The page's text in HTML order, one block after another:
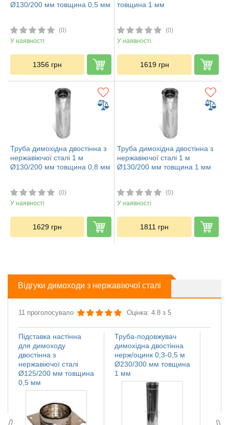
Ø130/200 мм товщина 0,5 мм
(0)
У наявності
1356 грн
товщина 1 мм
(0)
У наявності
1619 грн
Труба димохідна двостінна з
нержавіючої сталі 1 м
Ø130/200 мм товщина 0,8 мм
(0)
У наявності
1629 грн
Труба димохідна двостінна з
нержавіючої сталі 1 м
Ø130/200 мм товщина 1 мм
(0)
У наявності
1811 грн
Відгуки димоходи з нержавіючої сталі
11 проголосувало Оцінка: 4.8 з 5
Труба-подовжувач
димохідна двостінна
нерж/оцинк 0,3-0,5 м
Ø230/300 мм товщина
1 мм
Підставка настінна
для димоходу
двостінна з
нержавіючої сталі
Ø125/200 мм товщина
0,5 мм